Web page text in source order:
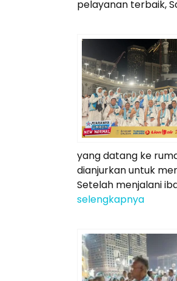
pelayanan terbaik,
yang datang ke
dianjurkan untuk
Setelah menjalani
selengkapnya